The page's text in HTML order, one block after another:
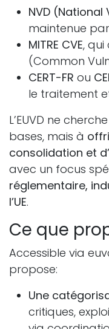
NVD
maintenue par
MITRE CVE, qui
(Common
CERT-FR ou
le traitement
L’EUVD ne
bases, mais à
consolidation et
avec un focus
réglementaire,
l’UE.
Ce que
Accessible via
propose:
Une
critiques,